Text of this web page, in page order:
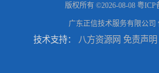
版权所有 ©2026-08-08 粤ICP
广东正信技术服务有限公司
技术支持： 八方资源网 免责声明